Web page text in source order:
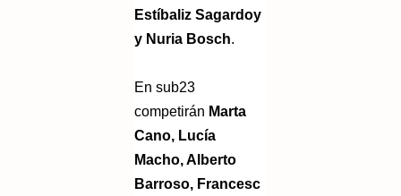
Estíbaliz Sagardoy
y Nuria Bosch.
En sub23
competirán Marta
Cano, Lucía
Macho, Alberto
Barroso, Francesc